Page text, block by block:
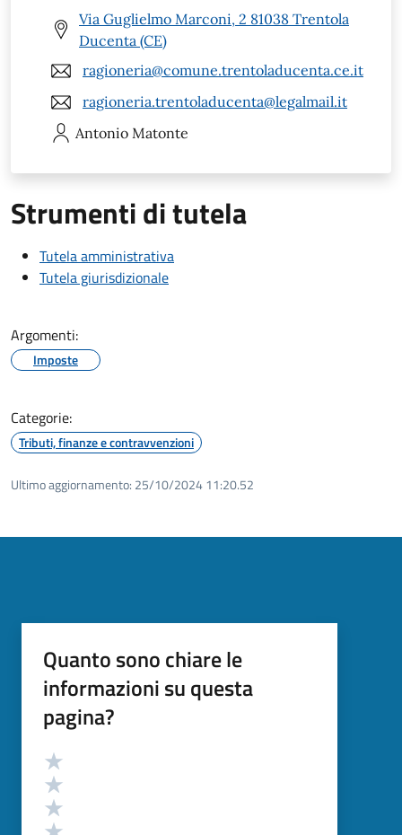
Via Guglielmo Marconi, 2 81038 Trentola
Ducenta (CE)
ragioneria@comune.trentoladucenta.ce.it
ragioneria.trentoladucenta@legalmail.it
Antonio Matonte
Strumenti di tutela
Tutela amministrativa
Tutela giurisdizionale
Argomenti:
Imposte
Categorie:
Tributi, finanze e contravvenzioni
Ultimo aggiornamento: 25/10/2024 11:20.52
Quanto sono chiare le
informazioni su questa
pagina?
Valutazione